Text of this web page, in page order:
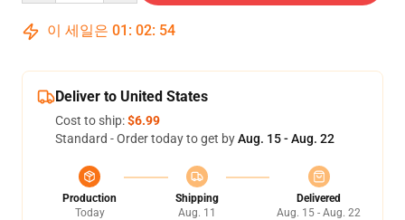
이 세일은 01 : 02: 53
Deliver to United States
Cost to ship:$6.99
Standard - Order today to get byAug. 15 - Aug. 22
Production
Today
Shipping
Aug. 11
Delivered
Aug. 15 - Aug. 22